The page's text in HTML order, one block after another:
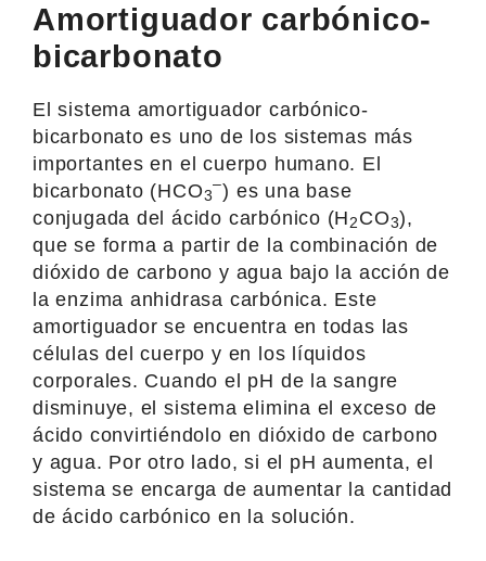
Amortiguador carbónico-
bicarbonato
El sistema amortiguador carbónico-
bicarbonato es uno de los sistemas más
importantes en el cuerpo humano. El
bicarbonato (HCO3
–) es una base
conjugada del ácido carbónico (H2 CO3),
que se forma a partir de la combinación de
dióxido de carbono y agua bajo la acción de
la enzima anhidrasa carbónica. Este
amortiguador se encuentra en todas las
células del cuerpo y en los líquidos
corporales. Cuando el pH de la sangre
disminuye, el sistema elimina el exceso de
ácido convirtiéndolo en dióxido de carbono
y agua. Por otro lado, si el pH aumenta, el
sistema se encarga de aumentar la cantidad
de ácido carbónico en la solución.